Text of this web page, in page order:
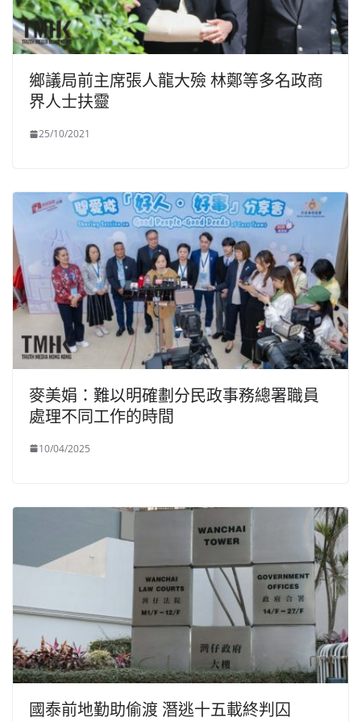
鄉議局前主席張人龍大殮 林鄭等多名政商
界人士扶靈
25/10/2021
麥美娟：難以明確劃分民政事務總署職員
處理不同工作的時間
10/04/2025
國泰前地勤助偷渡 潛逃十五載終判囚